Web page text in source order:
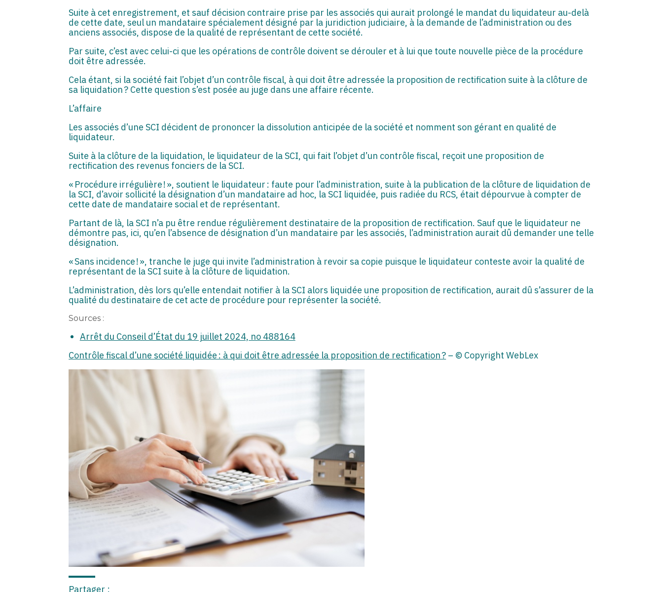
Suite à cet enregistrement, et sauf décision contraire prise par les associés qui aurait prolongé le mandat du liquidateur au-delà
de cette date, seul un mandataire spécialement désigné par la juridiction judiciaire, à la demande de l’administration ou des
anciens associés, dispose de la qualité de représentant de cette société.
Par suite, c’est avec celui-ci que les opérations de contrôle doivent se dérouler et à lui que toute nouvelle pièce de la procédure
doit être adressée.
Cela étant, si la société fait l’objet d’un contrôle fiscal, à qui doit être adressée la proposition de rectification suite à la clôture de
sa liquidation ? Cette question s’est posée au juge dans une affaire récente.
L’affaire
Les associés d’une SCI décident de prononcer la dissolution anticipée de la société et nomment son gérant en qualité de
liquidateur.
Suite à la clôture de la liquidation, le liquidateur de la SCI, qui fait l’objet d’un contrôle fiscal, reçoit une proposition de
rectification des revenus fonciers de la SCI.
« Procédure irrégulière ! », soutient le liquidateur : faute pour l’administration, suite à la publication de la clôture de liquidation de
la SCI, d’avoir sollicité la désignation d’un mandataire ad hoc, la SCI liquidée, puis radiée du RCS, était dépourvue à compter de
cette date de mandataire social et de représentant.
Partant de là, la SCI n’a pu être rendue régulièrement destinataire de la proposition de rectification. Sauf que le liquidateur ne
démontre pas, ici, qu’en l’absence de désignation d’un mandataire par les associés, l’administration aurait dû demander une telle
désignation.
« Sans incidence ! », tranche le juge qui invite l’administration à revoir sa copie puisque le liquidateur conteste avoir la qualité de
représentant de la SCI suite à la clôture de liquidation.
L’administration, dès lors qu’elle entendait notifier à la SCI alors liquidée une proposition de rectification, aurait dû s’assurer de la
qualité du destinataire de cet acte de procédure pour représenter la société.
Sources :
Arrêt du Conseil d’État du 19 juillet 2024, no 488164
Contrôle fiscal d’une société liquidée : à qui doit être adressée la proposition de rectification ? – © Copyright WebLex
Partager :